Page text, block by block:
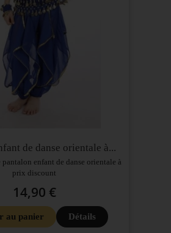
de danse orientale à...
pantalon enfant de danse orientale à
prix discount
14,90 €
au panier Détails